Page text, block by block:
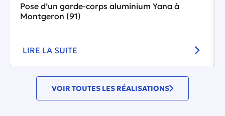
Pose d’un garde-corps aluminium Yana à
Montgeron (91)
LIRE LA SUITE
VOIR TOUTES LES RÉALISATIONS